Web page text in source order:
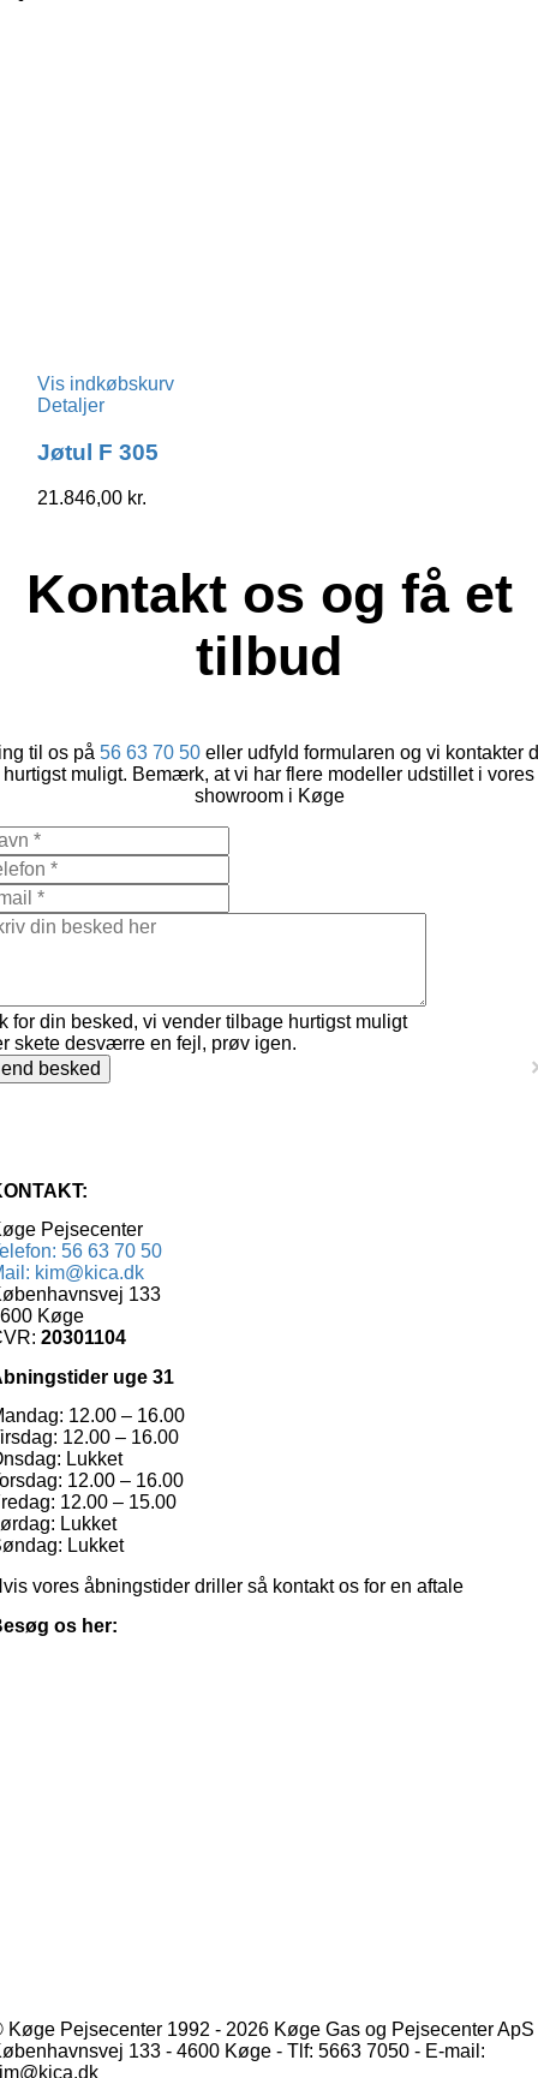
Vis indkøbskurv
Detaljer
Jøtul F 305
21.846,00 kr.
Kontakt os og få et
tilbud
til os på 56 63 70 50 eller udfyld formularen og vi kontakter
hurtigst muligt. Bemærk, at vi har flere modeller udstillet i vores
showroom i Køge
for din besked, vi vender tilbage hurtigst muligt
skete desværre en fejl, prøv igen.
besked
Pejsecenter
56 63 70 50
kim@kica.dk
133
Køge
20301104
uge 31
12.00 – 16.00
12.00 – 16.00
Lukket
12.00 – 16.00
12.00 – 15.00
Lukket
Lukket
vores åbningstider driller så kontakt os for en aftale
os her:
Køge Pejsecenter 1992 - 2026 Køge Gas og Pejsecenter ApS
133 - 4600 Køge - Tlf: 5663 7050 - E-mail: